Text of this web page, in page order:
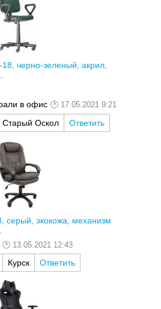
черно-зеленый, акрил,
в офис 17.05.2021 9:21
Старый Оскол Ответить
серый, экокожа, механизм
13.05.2021 12:43
Курск Ответить